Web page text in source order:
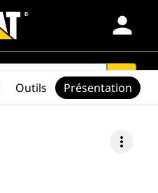
person
search
more_vert
Outils Présentation